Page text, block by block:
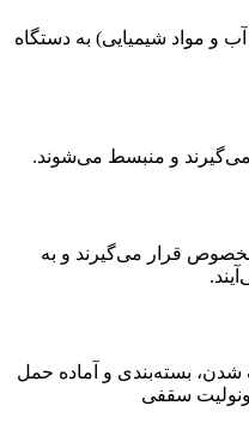
آب و مواد شیمیایی) به دستگاه
و منبسط می‌شوند.
قرار می‌گیرند و به
بسته‌بندی و آماده حمل
سقفی